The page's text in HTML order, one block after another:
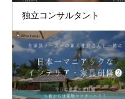
独立コンサルタント